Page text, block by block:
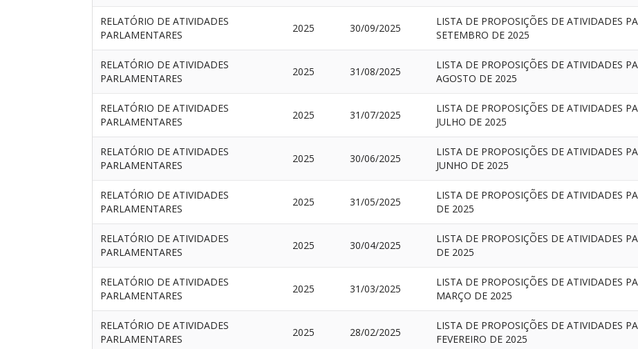
RELATÓRIO DE ATIVIDADES
PARLAMENTARES
2025 30/09/2025
LISTA DE PROPOSIÇÕES DE ATIVIDADES
SETEMBRO DE 2025
RELATÓRIO DE ATIVIDADES
PARLAMENTARES
2025 31/08/2025
LISTA DE PROPOSIÇÕES DE ATIVIDADES
AGOSTO DE 2025
RELATÓRIO DE ATIVIDADES
PARLAMENTARES
2025 31/07/2025
LISTA DE PROPOSIÇÕES DE ATIVIDADES
JULHO DE 2025
RELATÓRIO DE ATIVIDADES
PARLAMENTARES
2025 30/06/2025
LISTA DE PROPOSIÇÕES DE ATIVIDADES
JUNHO DE 2025
RELATÓRIO DE ATIVIDADES
PARLAMENTARES
2025 31/05/2025
LISTA DE PROPOSIÇÕES DE ATIVIDADES
DE 2025
RELATÓRIO DE ATIVIDADES
PARLAMENTARES
2025 30/04/2025
LISTA DE PROPOSIÇÕES DE ATIVIDADES
DE 2025
RELATÓRIO DE ATIVIDADES
PARLAMENTARES
2025 31/03/2025
LISTA DE PROPOSIÇÕES DE ATIVIDADES
MARÇO DE 2025
RELATÓRIO DE ATIVIDADES
PARLAMENTARES
2025 28/02/2025
LISTA DE PROPOSIÇÕES DE ATIVIDADES
FEVEREIRO DE 2025